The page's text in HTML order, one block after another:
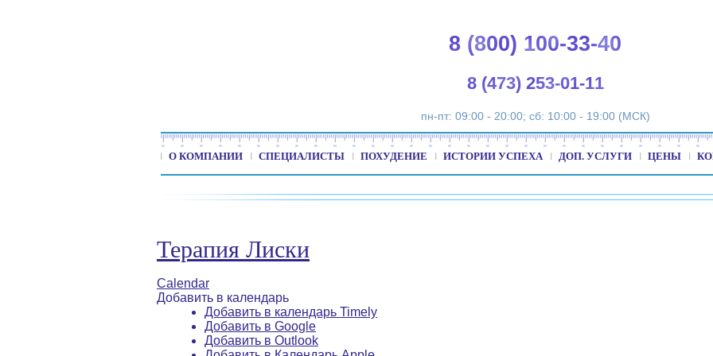
8 (800) 100-33-40
8 (473) 253-01-11
пн-пт: 09:00 - 20:00; сб: 10:00 - 19:00 (МСК)
О КОМПАНИИ СПЕЦИАЛИСТЫ ПОХУДЕНИЕ ИСТОРИИ УСПЕХА ДОП. УСЛУГИ ЦЕНЫ
Терапия Лиски
Calendar
Добавить в календарь
Добавить в календарь Timely
Добавить в Google
Добавить в Outlook